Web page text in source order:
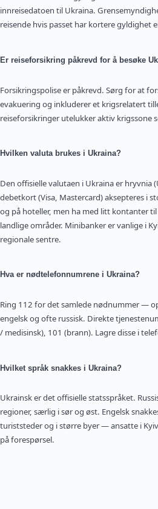
innreisedatoen til Ukraina.
reisende hvis passet har kortere gyldighet
Er reiseforsikring påkrevd for å besøke
Forsikringspolise er påkrevd. Sørg for at
evakuering og inkluderer et krigsrelatert
reiseforsikringer utelukker aktiv krigssone
Hvilken valuta brukes i Ukraina?
Den offisielle valutaen i Ukraina er hryvnia
debetkort (Visa, Mastercard) aksepteres i
og på hoteller, men ha med litt kontanter
landlige områder. Minibanker er vanlige i
regionale sentre.
Hva er nødtelefonnumrene i Ukraina?
Ring 112 for det samlede nødnummer —
engelsk og ofte russisk. Direkte
/ medisinsk), 101 (brann). Lagre disse i
Hvilket språk snakkes i Ukraina?
Ukrainsk er det offisielle statsspråket.
regioner, særlig i sør og øst. Engelsk
turiststeder og i større byer — ansatte i
på forespørsel.